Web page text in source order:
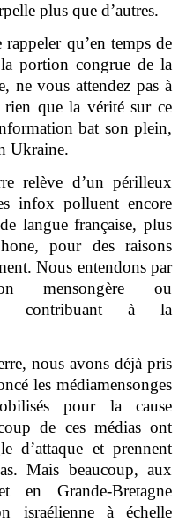
plus que d’autres.
qu’en temps de
portion congrue de la
ne vous attendez pas à
que la vérité sur ce
bat son plein,
Ukraine.
relève d’un périlleux
infox polluent encore
langue française, plus
pour des raisons
Nous entendons par
mensongère ou
contribuant à la
nous avons déjà pris
les médiamensonges
pour la cause
de ces médias ont
d’attaque et prennent
Mais beaucoup, aux
Grande-Bretagne
israélienne à échelle